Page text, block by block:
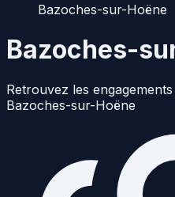
Bazoches-sur-Hoëne
Bazoches-
Retrouvez les
Bazoches-sur-Hoëne